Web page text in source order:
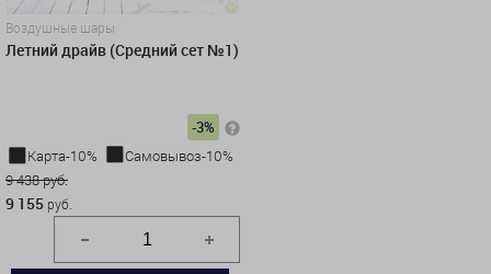
Воздушные шары
Летний драйв (Средний сет №1)
-3%
Карта-10%
Самовывоз-10%
9 438 руб.
9 155 руб.